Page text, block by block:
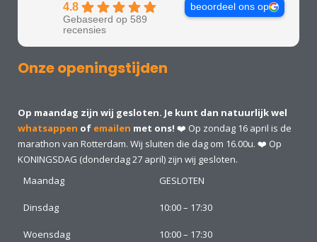
4.8
Gebaseerd op 589
recensies
beoordeel ons op
Onze openingstijden
Op maandag zijn wij gesloten. Je kunt dan natuurlijk wel
whatsappen of emailen met ons! ❤️ Op zondag 16 april is de
marathon van Rotterdam. Wij sluiten die dag om 16.00u. ❤️ Op
KONINGSDAG (donderdag 27 april) zijn wij gesloten.
Maandag
GESLOTEN
Dinsdag 10:00 – 17:30
Woensdag 10:00 – 17:30